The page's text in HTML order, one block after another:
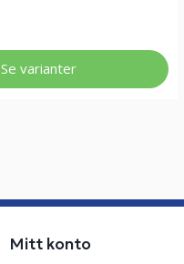
Se varianter
Mitt konto